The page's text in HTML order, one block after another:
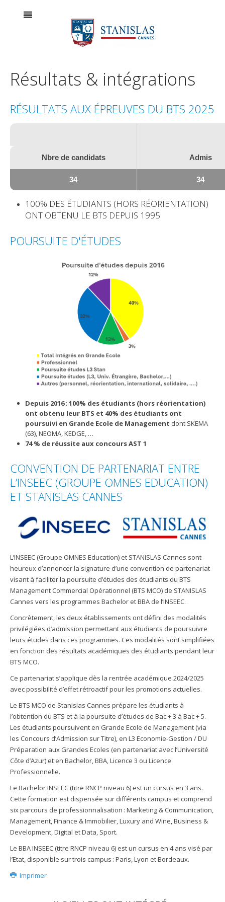
Résultats & intégrations
RÉSULTATS AUX ÉPREUVES DU BTS 2025
Nbre de candidats Admis
34 34
100% DES ÉTUDIANTS (HORS RÉORIENTATION)
ONT OBTENU LE BTS DEPUIS 1995
POURSUITE D'ÉTUDES
Depuis 2016: 100% des étudiants (hors réorientation)
ont obtenu leur BTS et 40% des étudiants ont
poursuivi en Grande Ecole de Management dont SKEMA
(63), NEOMA, KEDGE, …
74 % de réussite aux concours AST 1
CONVENTION DE PARTENARIAT ENTRE
L’INSEEC (GROUPE OMNES EDUCATION)
ET STANISLAS CANNES
L’INSEEC (Groupe OMNES Education) et STANISLAS Cannes sont
heureux d’annoncer la signature d’une convention de partenariat
visant à faciliter la poursuite d’études des étudiants du BTS
Management Commercial Opérationnel (BTS MCO) de STANISLAS
Cannes vers les programmes Bachelor et BBA de l’INSEEC.
Concrètement, les deux établissements ont défini des modalités
privilégiées d’admission permettant aux étudiants de poursuivre
leurs études dans ces programmes. Ces modalités sont simplifiées
en fonction des résultats académiques des étudiants pendant leur
BTS MCO.
Ce partenariat s’applique dès la rentrée académique 2024/2025
avec possibilité d’effet rétroactif pour les promotions actuelles.
Le BTS MCO de Stanislas Cannes prépare les étudiants à
l’obtention du BTS et à la poursuite d’études de Bac + 3 à Bac + 5.
Les étudiants poursuivent en Grande Ecole de Management (via
les Concours d’Admission sur Titre), en L3 Economie-Gestion / DU
Préparation aux Grandes Ecoles (en partenariat avec l’Université
Côte d’Azur) et en Bachelor, BBA, Licence 3 ou Licence
Professionnelle.
Le Bachelor INSEEC (titre RNCP niveau 6) est un cursus en 3 ans.
Cette formation est dispensée sur différents campus et comprend
six parcours de professionnalisation : Marketing & Communication,
Management, Finance & Immobilier, Luxury and Wine, Business &
Development, Digital et Data, Sport.
Le BBA INSEEC (titre RNCP niveau 6) est un cursus en 4 ans visé par
l’Etat, disponible sur trois campus : Paris, Lyon et Bordeaux.
Imprimer